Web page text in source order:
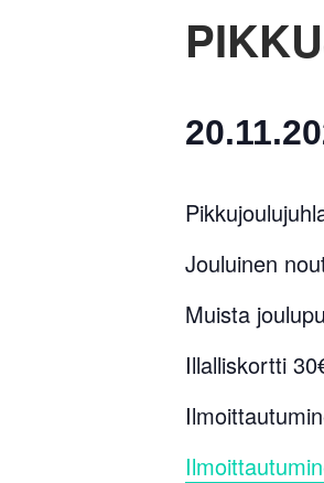
Jouluinen
Muista
Illalliskortti